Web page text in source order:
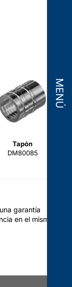
Tapón
DM80085
garantía
en el mismo.
MENÚ